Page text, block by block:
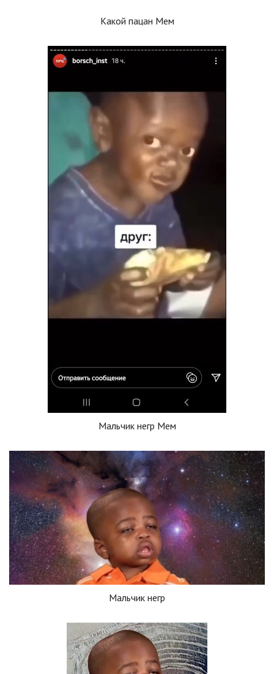
Какой пацан Мем
Мальчик негр Мем
Мальчик негр